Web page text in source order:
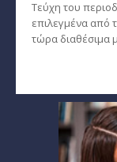
Τεύχη του
επιλεγμένα από
τώρα διαθέσιμα